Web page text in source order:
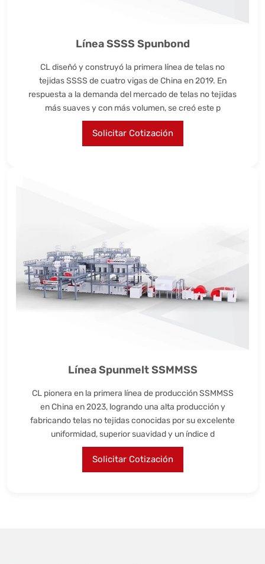
Línea SSSS Spunbond
CL diseñó y construyó la primera línea de telas no
tejidas SSSS de cuatro vigas de China en 2019. En
respuesta a la demanda del mercado de telas no tejidas
más suaves y con más volumen, se creó este p
Solicitar Cotización
Línea Spunmelt SSMMSS
CL pionera en la primera línea de producción SSMMSS
en China en 2023, logrando una alta producción y
fabricando telas no tejidas conocidas por su excelente
uniformidad, superior suavidad y un índice d
Solicitar Cotización